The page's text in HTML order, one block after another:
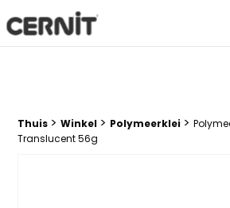
Cernit Une qualité haut de gamme
Breadcrumb trail:
Thuis > Winkel > Polymeerklei >
Translucent 56g